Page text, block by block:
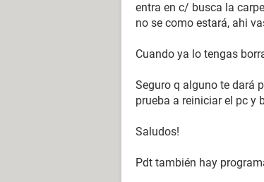
entra en c/ busca la
no se como estará, ahi
Cuando ya lo tengas
Seguro q alguno te dará
prueba a reiniciar el pc y
Saludos!
Pdt también hay